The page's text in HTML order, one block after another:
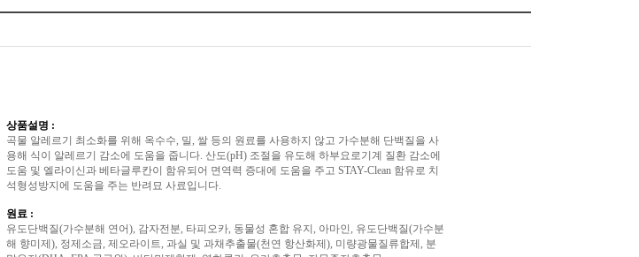
상품설명 :
곡물 알레르기 최소화를 위해 옥수수, 밀, 쌀 등의 원료를 사용하지 않고 가수분해 단백질을 사
용해 식이 알레르기 감소에 도움을 줍니다. 산도(pH) 조절을 유도해 하부요로기계 질환 감소에
도움 및 엘라이신과 베타글루칸이 함유되어 면역력 증대에 도움을 주고 STAY-Clean 함유로 치
석형성방지에 도움을 주는 반려묘 사료입니다.
원료 :
유도단백질(가수분해 연어), 감자전분, 타피오카, 동물성 혼합 유지, 아마인, 유도단백질(가수분
해 향미제), 정제소금, 제오라이트, 과실 및 과채추출물(천연 항산화제), 미량광물질류합제, 분